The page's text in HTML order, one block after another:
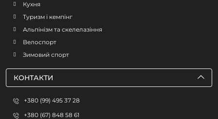
Кухня
Туризм і кемпінг
Альпінізм та скелелазіння
Велоспорт
Зимовий спорт
КОНТАКТИ
+380 (99) 495 37 28
+380 (67) 848 58 61